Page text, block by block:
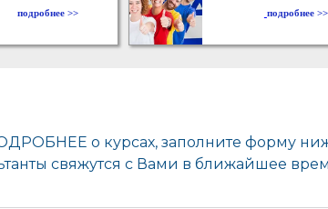
подробнее >> подробнее >>